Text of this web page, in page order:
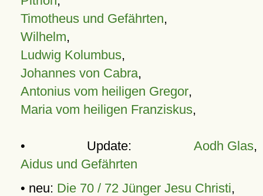
Timotheus und Gefährten,
Wilhelm,
Ludwig Kolumbus,
Johannes von Cabra,
Antonius vom heiligen Gregor,
Maria vom heiligen Franziskus,
• Update: Aodh Glas,
Aidus und Gefährten
• neu: Die 70 / 72 Jünger Jesu Christi,